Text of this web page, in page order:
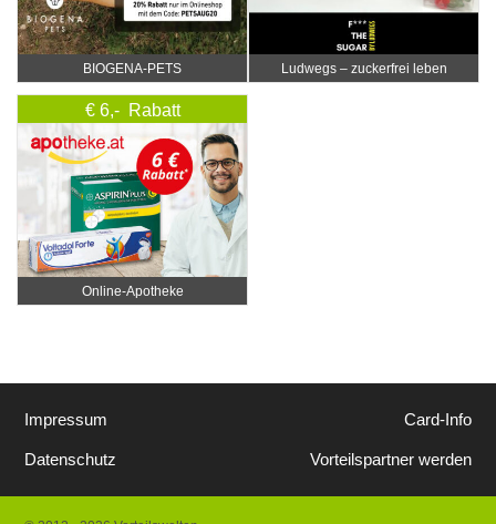
BIOGENA-PETS Ludwegs – zuckerfrei leben
€ 6,- Rabatt
Online‑Apotheke
Impressum
Datenschutz
Card-Info
Vorteilspartner werden